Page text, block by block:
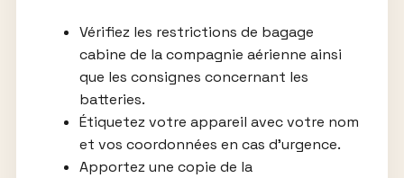
Vérifiez les restrictions de bagage
cabine de la compagnie aérienne ainsi
que les consignes concernant les
batteries.
Étiquetez votre appareil avec votre nom
et vos coordonnées en cas d’urgence.
Apportez une copie de la